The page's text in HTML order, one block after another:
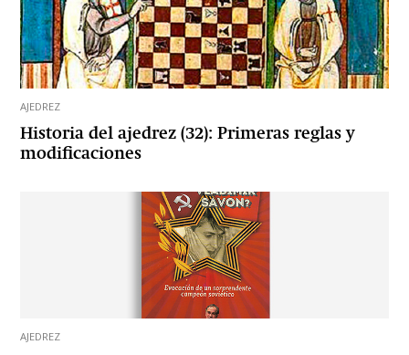
AJEDREZ
Historia del ajedrez (32): Primeras reglas y
modificaciones
AJEDREZ